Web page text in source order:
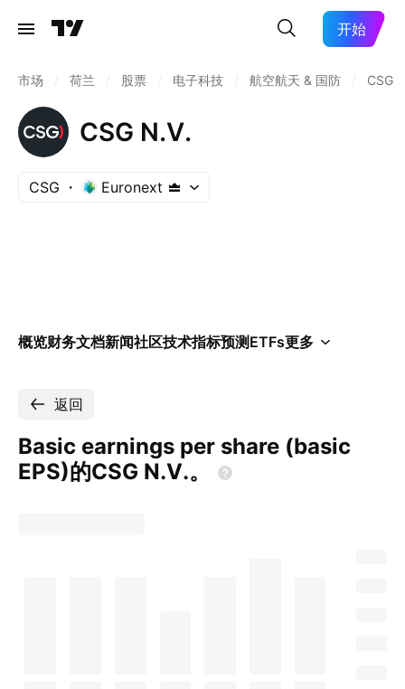
开始
市场 荷兰 股票 电子科技 航空航天 & 国防 CSG
CSG N.V.
CSG Euronext
概览财务文档新闻社区技术指标预测 ETFs更多
返回
Basic earnings per share (basic
EPS)的CSG N.V.。